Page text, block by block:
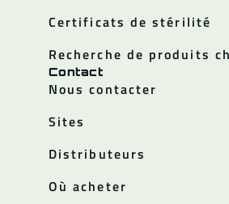
Certificats de stérilité
Recherche de produits
Contact
Nous contacter
Sites
Distributeurs
Où acheter